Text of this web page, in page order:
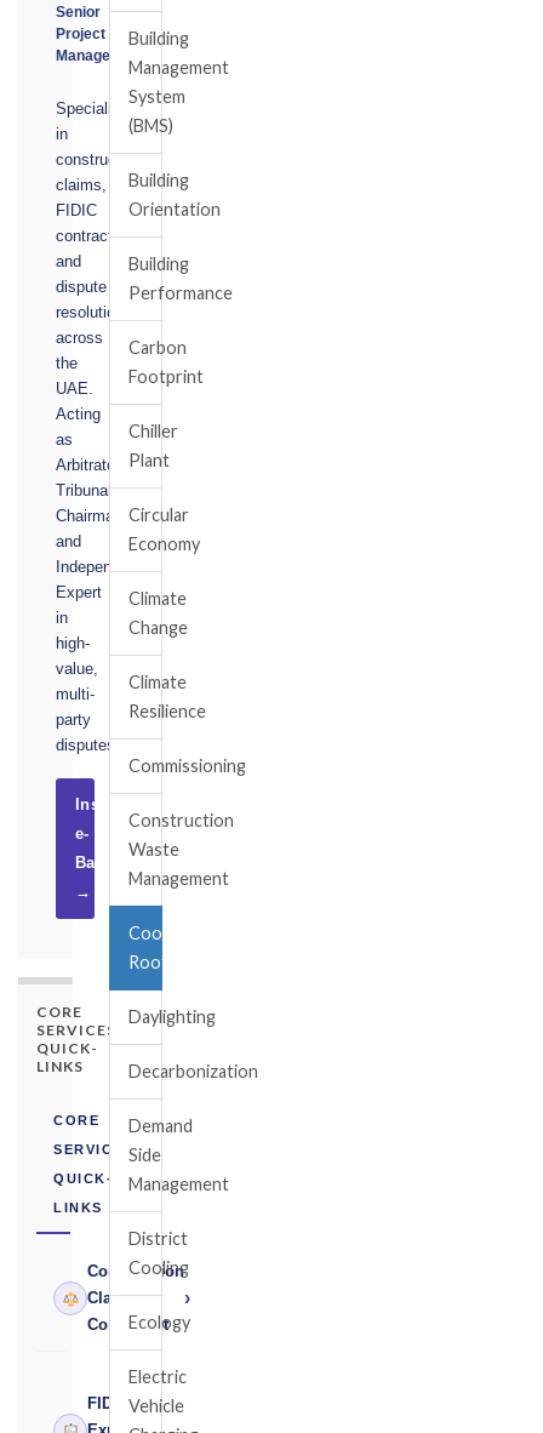
Senior
Project
Manager
Specialising
in
construction
claims,
FIDIC
contracts,
and
dispute
resolution
across
the
UAE.
Acting
as
Arbitrator,
Tribunal
Chairman,
and
Independent
Expert
in
high-
value,
multi-
party
disputes.
Instruct
e-
Basel
→
CORE
SERVICES
QUICK-
LINKS
CORE
SERVICES
QUICK-
LINKS
Construction
Claims
Consultant
›
FIDIC
Building
Management
System
(BMS)
Building
Orientation
Building
Performance
Carbon
Footprint
Chiller
Plant
Circular
Economy
Climate
Change
Climate
Resilience
Commissioning
Construction
Waste
Management
Cool
Roof
Daylighting
Decarbonization
Demand
Side
Management
District
Cooling
Ecology
Electric
Vehicle